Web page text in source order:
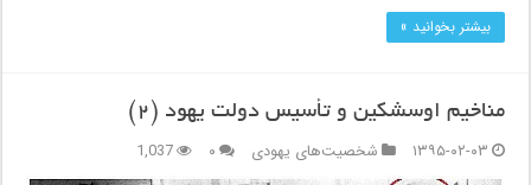
بیشتر بخوانید »
مناخیم اوسشکین و تأسیس دولت یهود (۲)
۱۳۹۵-۰۲-۰۳
شخصیت‌های یهودی ۰ 1,037